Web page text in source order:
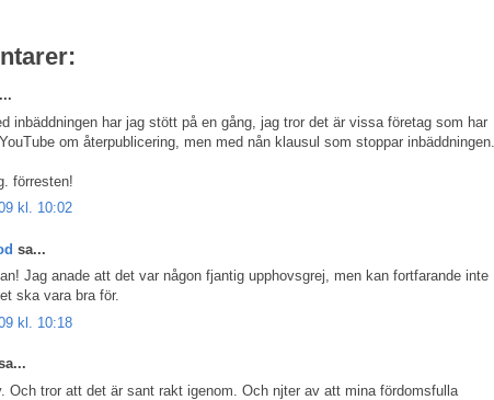
inbäddningen har jag stött på en gång, jag tror det är vissa företag som har
om återpublicering, men med nån klausul som stoppar inbäddningen.
förresten!
kl. 10:02
sa...
Jag anade att det var någon fjantig upphovsgrej, men kan fortfarande inte
ska vara bra för.
kl. 10:18
Och tror att det är sant rakt igenom. Och njter av att mina fördomsfulla